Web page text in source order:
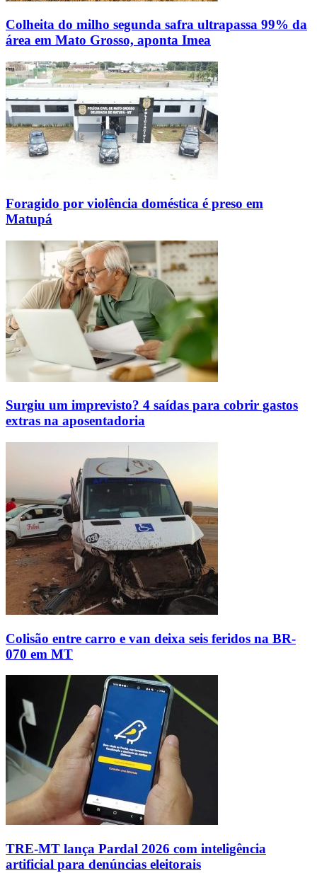
Colheita do milho segunda safra ultrapassa 99% da
área em Mato Grosso, aponta Imea
Foragido por violência doméstica é preso em
Matupá
Surgiu um imprevisto? 4 saídas para cobrir gastos
extras na aposentadoria
Colisão entre carro e van deixa seis feridos na BR-
070 em MT
TRE-MT lança Pardal 2026 com inteligência
artificial para denúncias eleitorais